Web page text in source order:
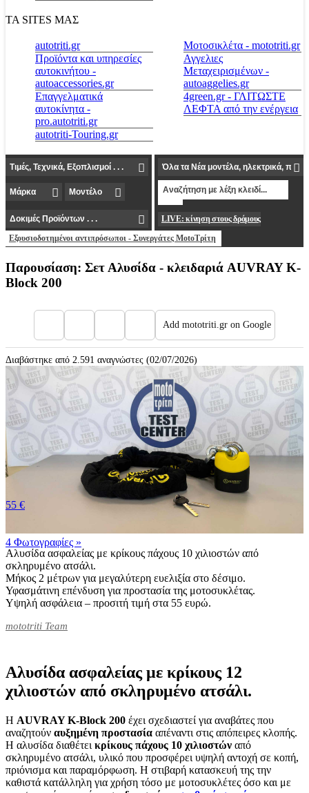
ΤΑ SITES ΜΑΣ
autotriti.gr
Προϊόντα και υπηρεσίες
αυτοκινήτου -
autoaccessories.gr
Επαγγελματικά
αυτοκίνητα -
pro.autotriti.gr
autotriti-Touring.gr
Μοτοσικλέτα - mototriti.gr
Αγγελιες
Μεταχειρισμένων -
autoaggelies.gr
4green.gr - ΓΛΙΤΩΣΤΕ
ΛΕΦΤΑ από την ενέργεια
LIVE: κίνηση στους δρόμους
Εξουσιοδοτημένοι αντιπρόσωποι - Συνεργάτες MotoΤρίτη
Παρουσίαση: Σετ Αλυσίδα - κλειδαριά AUVRAY K-
Block 200
Add mototriti.gr on Google
Διαβάστηκε από 2.591 αναγνώστες (02/07/2026)
4 Φωτογραφίες »
55 €
Αλυσίδα ασφαλείας με κρίκους πάχους 10 χιλιοστών από
σκληρυμένο ατσάλι.
Μήκος 2 μέτρων για μεγαλύτερη ευελιξία στο δέσιμο.
Υφασμάτινη επένδυση για προστασία της μοτοσυκλέτας.
Υψηλή ασφάλεια – προσιτή τιμή στα 55 ευρώ.
mototriti Team
Αλυσίδα ασφαλείας με κρίκους 12
χιλιοστών από σκληρυμένο ατσάλι.
Η AUVRAY K-Block 200 έχει σχεδιαστεί για αναβάτες που
αναζητούν αυξημένη προστασία απέναντι στις απόπειρες κλοπής.
Η αλυσίδα διαθέτει κρίκους πάχους 10 χιλιοστών από
σκληρυμένο ατσάλι, υλικό που προσφέρει υψηλή αντοχή σε κοπή,
πριόνισμα και παραμόρφωση. Η στιβαρή κατασκευή της την
καθιστά κατάλληλη για χρήση τόσο με μοτοσυκλέτες όσο και με